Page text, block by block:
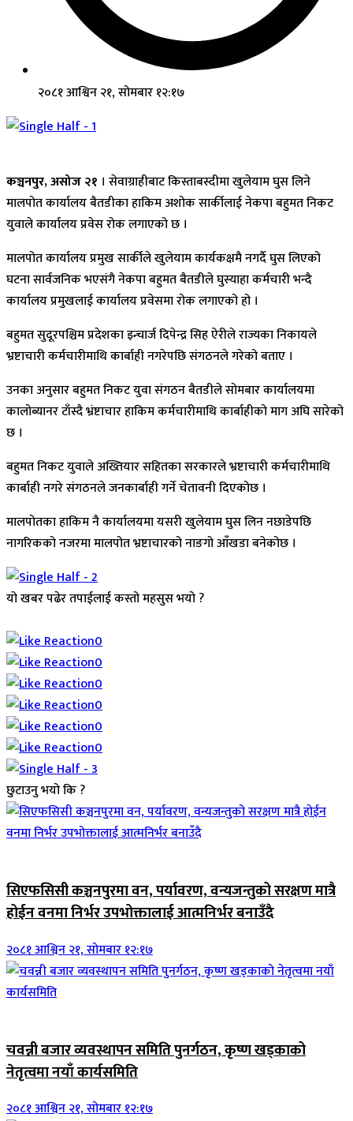
२०८१ आश्विन २१, सोमबार १२:१७
कञ्चनपुर, असोज २१ । सेवाग्राहीबाट किस्ताबस्दीमा खुलेयाम घुस लिने
मालपोत कार्यालय बैतडीका हाकिम अशोक सार्कीलाई नेकपा बहुमत निकट
युवाले कार्यालय प्रवेस रोक लगाएको छ ।
मालपोत कार्यालय प्रमुख सार्कीले खुलेयाम कार्यकक्षमै नगर्दै घुस लिएको
घटना सार्वजनिक भएसंगै नेकपा बहुमत बैतडीले घुस्याहा कर्मचारी भन्दै
कार्यालय प्रमुखलाई कार्यालय प्रवेसमा रोक लगाएको हो ।
बहुमत सुदूरपश्चिम प्रदेशका इन्चार्ज दिपेन्द्र सिह ऐरीले राज्यका निकायले
भ्रष्टाचारी कर्मचारीमाथि कार्बाही नगरेपछि संगठनले गरेको बताए ।
उनका अनुसार बहुमत निकट युवा संगठन बैतडीले सोमबार कार्यालयमा
कालोब्यानर टाँस्दै भ्रंष्टाचार हाकिम कर्मचारीमाथि कार्बाहीको माग अघि सारेको
छ ।
बहुमत निकट युवाले अख्तियार सहितका सरकारले भ्रष्टाचारी कर्मचारीमाथि
कार्बाही नगरे संगठनले जनकार्बाही गर्ने चेतावनी दिएकोछ ।
मालपोतका हाकिम नै कार्यालयमा यसरी खुलेयाम घुस लिन नछाडेपछि
नागरिकको नजरमा मालपोत भ्रष्टाचारको नाङगो आँखडा बनेकोछ ।
यो खबर पढेर तपाईलाई कस्तो महसुस भयो ?
0
0
0
0
0
0
छुटाउनु भयो कि ?
सिएफसिसी कञ्चनपुरमा वन, पर्यावरण, वन्यजन्तुको सरक्षण मात्रै
होईन वनमा निर्भर उपभोक्तालाई आत्मनिर्भर बनाउँदै
२०८१ आश्विन २१, सोमबार १२:१७
चवन्नी बजार व्यवस्थापन समिति पुनर्गठन, कृष्ण खड्काको
नेतृत्वमा नयाँ कार्यसमिति
२०८१ आश्विन २१, सोमबार १२:१७